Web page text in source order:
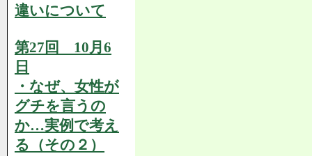
違いについて
第27回 10月6
日
・なぜ、女性が
グチを言うの
か…実例で考え
る（その２）